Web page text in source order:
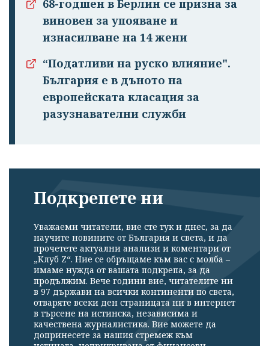
68-годшен в Берлин се призна за
виновен за упояване и
изнасилване на 14 жени
“Податливи на руско влияние".
България е в дъното на
европейската класация за
разузнавателни служби
Подкрепете ни
Уважаеми читатели, вие сте тук и днес, за да
научите новините от България и света, и да
прочетете актуални анализи и коментари от
„Клуб Z“. Ние се обръщаме към вас с молба –
имаме нужда от вашата подкрепа, за да
продължим. Вече години вие, читателите ни
в 97 държави на всички континенти по света,
отваряте всеки ден страницата ни в интернет
в търсене на истинска, независима и
качествена журналистика. Вие можете да
допринесете за нашия стремеж към